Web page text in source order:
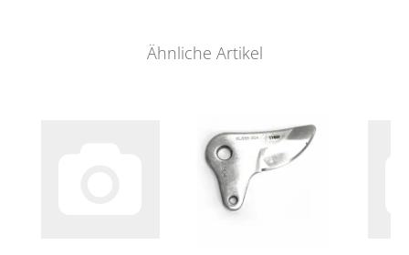
Ähnliche Artikel